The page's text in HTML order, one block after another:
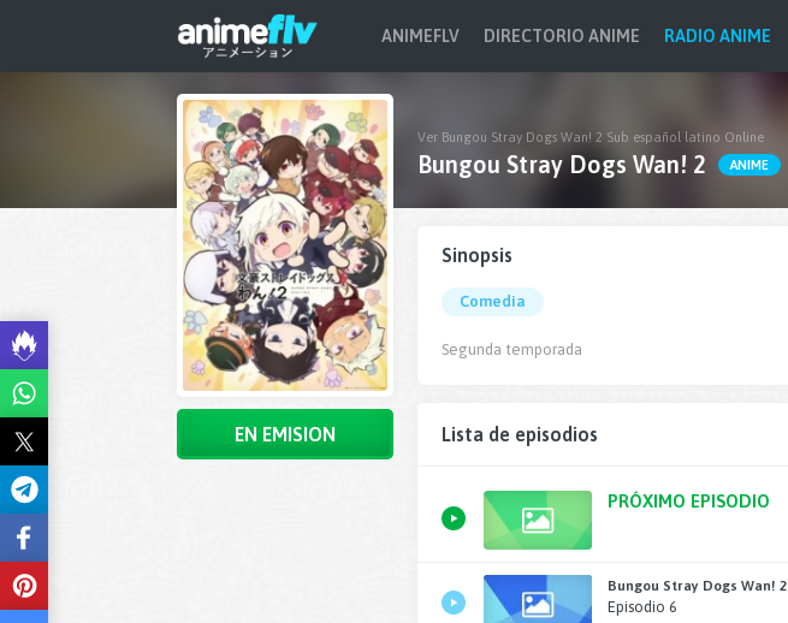
ANIMEFLV DIRECTORIO ANIME RADIO ANIME
Ver Bungou Stray Dogs Wan! 2 Sub español latino Online
Bungou Stray Dogs Wan! 2 ANIME
EN EMISION
Sinopsis
Comedia
Segunda temporada
Lista de episodios
PRÓXIMO EPISODIO
Bungou Stray Dogs Wan! 2
Episodio 6